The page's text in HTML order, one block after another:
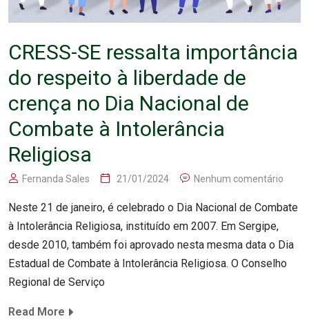
CRESS-SE ressalta importância
do respeito à liberdade de
crença no Dia Nacional de
Combate à Intolerância
Religiosa
Fernanda Sales 21/01/2024 Nenhum comentário
Neste 21 de janeiro, é celebrado o Dia Nacional de Combate
à Intolerância Religiosa, instituído em 2007. Em Sergipe,
desde 2010, também foi aprovado nesta mesma data o Dia
Estadual de Combate à Intolerância Religiosa. O Conselho
Regional de Serviço
Read More